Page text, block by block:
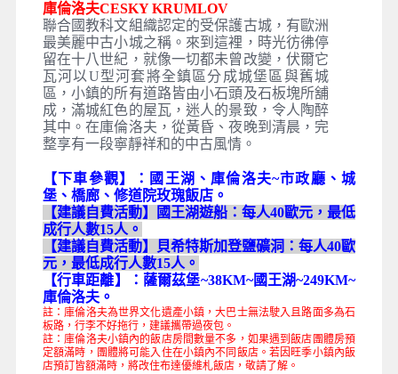
庫倫洛夫CESKY KRUMLOV
聯合國教科文組織認定的受保護古城，有歐洲
最美麗中古小城之稱。來到這裡，時光彷彿停
留在十八世紀，就像一切都未曾改變，伏爾它
瓦河以U型河套將全鎮區分成城堡區與舊城
區，小鎮的所有道路皆由小石頭及石板塊所舖
成，滿城紅色的屋瓦，迷人的景致，令人陶醉
其中。在庫倫洛夫，從黃昏、夜晚到清晨，完
整享有一段寧靜祥和的中古風情。
【下車參觀】：國王湖、庫倫洛夫~市政廳、城
堡、橋廊、修道院玫瑰飯店。
【建議自費活動】國王湖遊船：每人40歐元，最低
成行人數15人。
【建議自費活動】貝希特斯加登鹽礦洞：每人40歐
元，最低成行人數15人。
【行車距離】：薩爾茲堡~38KM~國王湖~249KM~
庫倫洛夫。
註：庫倫洛夫為世界文化遺產小鎮，大巴士無法駛入且路面多為石
板路，行李不好拖行，建議攜帶過夜包。
註：庫倫洛夫小鎮內的飯店房間數量不多，如果遇到飯店團體房預
定額滿時，團體將可能入住在小鎮內不同飯店。若因旺季小鎮內飯
店預訂皆額滿時，將改住布達優維札飯店，敬請了解。